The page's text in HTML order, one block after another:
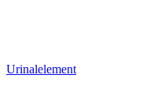
Urinalelement